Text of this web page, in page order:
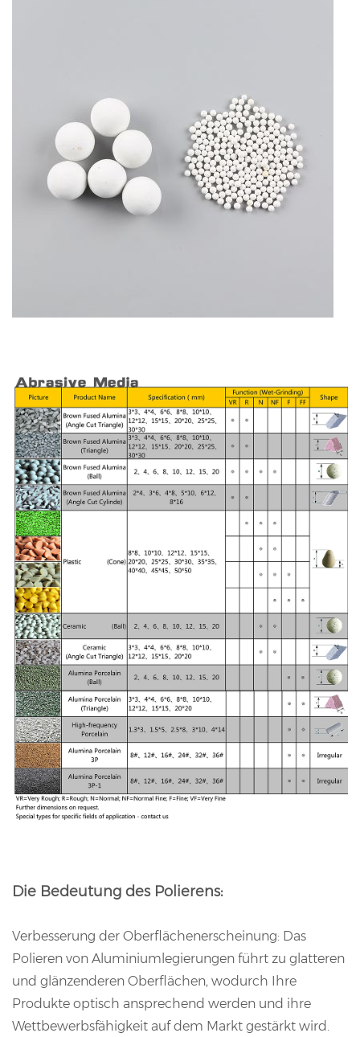
Die Bedeutung des Polierens:
Verbesserung der Oberflächenerscheinung: Das
Polieren von Aluminiumlegierungen führt zu glatteren
und glänzenderen Oberflächen, wodurch Ihre
Produkte optisch ansprechend werden und ihre
Wettbewerbsfähigkeit auf dem Markt gestärkt wird.